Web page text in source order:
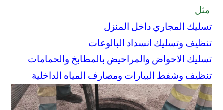
تسليك المجاري داخل المنزل
تنظيف وتسليك انسداد البالوعات
تسليك الاحواض والمراحيض بالمطابخ والحمامات
تنظيف وشفط البيارات ومصارف المياه الداخلية